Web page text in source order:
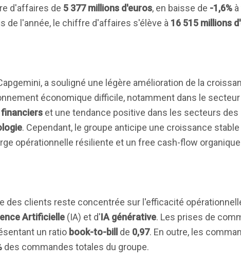
d'affaires de 5 377 millions d'euros, en baisse de -1,6%
de l'année, le chiffre d'affaires s'élève à 16 515 millions
a souligné une légère amélioration de la
économique difficile, notamment dans le
et une tendance positive dans les secteurs des
. Cependant, le groupe anticipe une croissance
opérationnelle résiliente et un free cash-flow
des clients reste concentrée sur l'efficacité
Artificielle (IA) et d'IA générative. Les prises de
un ratio book-to-bill de 0,97. En outre, les
des commandes totales du groupe.